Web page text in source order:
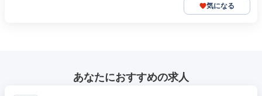
気になる
あなたにおすすめの求人